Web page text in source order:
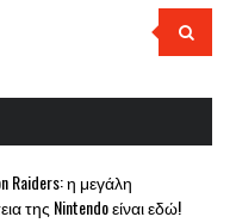
Raiders: η μεγάλη
της Nintendo είναι εδώ!